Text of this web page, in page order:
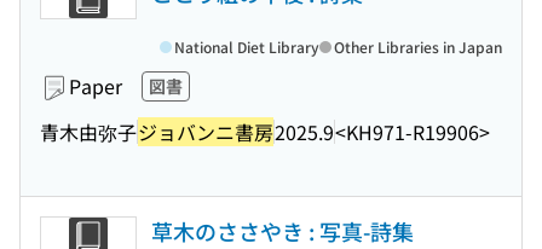
Paper 図書
青木由弥子ジョバンニ書房2025.9<KH971-R19906>
National Diet Library Other Libraries in Japan
草木のささやき : 写真-詩集